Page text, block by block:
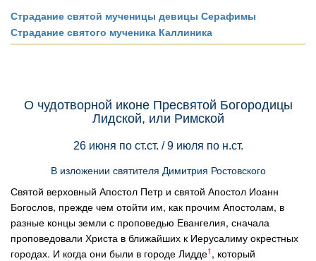
Страдание святой мученицы девицы Серафимы
Страдание святого мученика Каллиника
О чудотворной иконе Пресвятой Богородицы
Лидской, или Римской
26 июня по ст.ст. / 9 июля по н.ст.
В изложении святителя Димитрия Ростовского
Святой верховный Апостол Петр и святой Апостол Иоанн
Богослов, прежде чем отойти им, как прочим Апостолам, в
разные концы земли с проповедью Евангелия, сначала
проповедовали Христа в ближайших к Иерусалиму окрестных
городах. И когда они были в городе Лидде1 , который